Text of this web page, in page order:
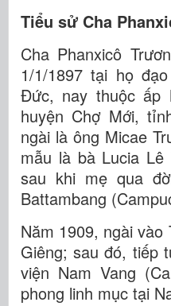
Tiểu sử Cha
Cha Phanxicô
1/1/1897 tại họ
Đức, nay thuộc ấp
huyện Chợ Mới,
ngài là ông Micae
mẫu là bà Lucia Lê
sau khi mẹ qua
Battambang
Năm 1909, ngài vào
Giêng; sau đó, tiếp
viện Nam Vang
phong linh mục tại